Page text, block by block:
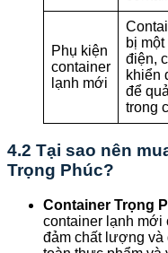
Phụ kiện
container
lạnh mới
bị
điện,
khiển
để
trong
4.2 Tại sao nên
Trọng Phúc?
Container Trọng
container lạnh mới
đảm chất lượng và